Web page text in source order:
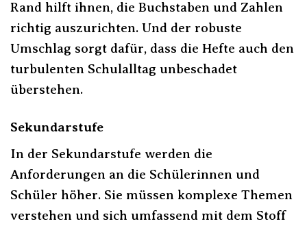
Rand hilft ihnen, die Buchstaben und Zahlen
richtig auszurichten. Und der robuste
Umschlag sorgt dafür, dass die Hefte auch den
turbulenten Schulalltag unbeschadet
überstehen.
Sekundarstufe
In der Sekundarstufe werden die
Anforderungen an die Schülerinnen und
Schüler höher. Sie müssen komplexe Themen
verstehen und sich umfassend mit dem Stoff